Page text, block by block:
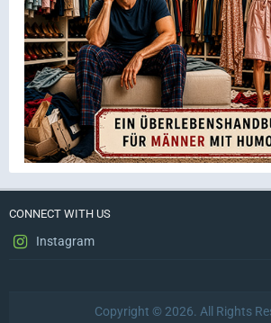
CONNECT WITH US
Instagram
Copyright © 2026. All Rights